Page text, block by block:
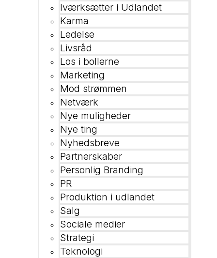
Iværksætter i Udlandet
Karma
Ledelse
Livsråd
Los i bollerne
Marketing
Mod strømmen
Netværk
Nye muligheder
Nye ting
Nyhedsbreve
Partnerskaber
Personlig Branding
PR
Produktion i udlandet
Salg
Sociale medier
Strategi
Teknologi